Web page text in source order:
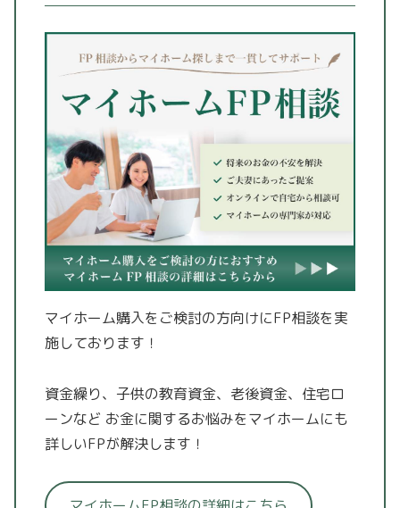
マイホーム購入をご検討の方向けにFP相談を実
施しております！
資金繰り、子供の教育資金、老後資金、住宅ロ
ーンなど お金に関するお悩みをマイホームにも
詳しいFPが解決します！